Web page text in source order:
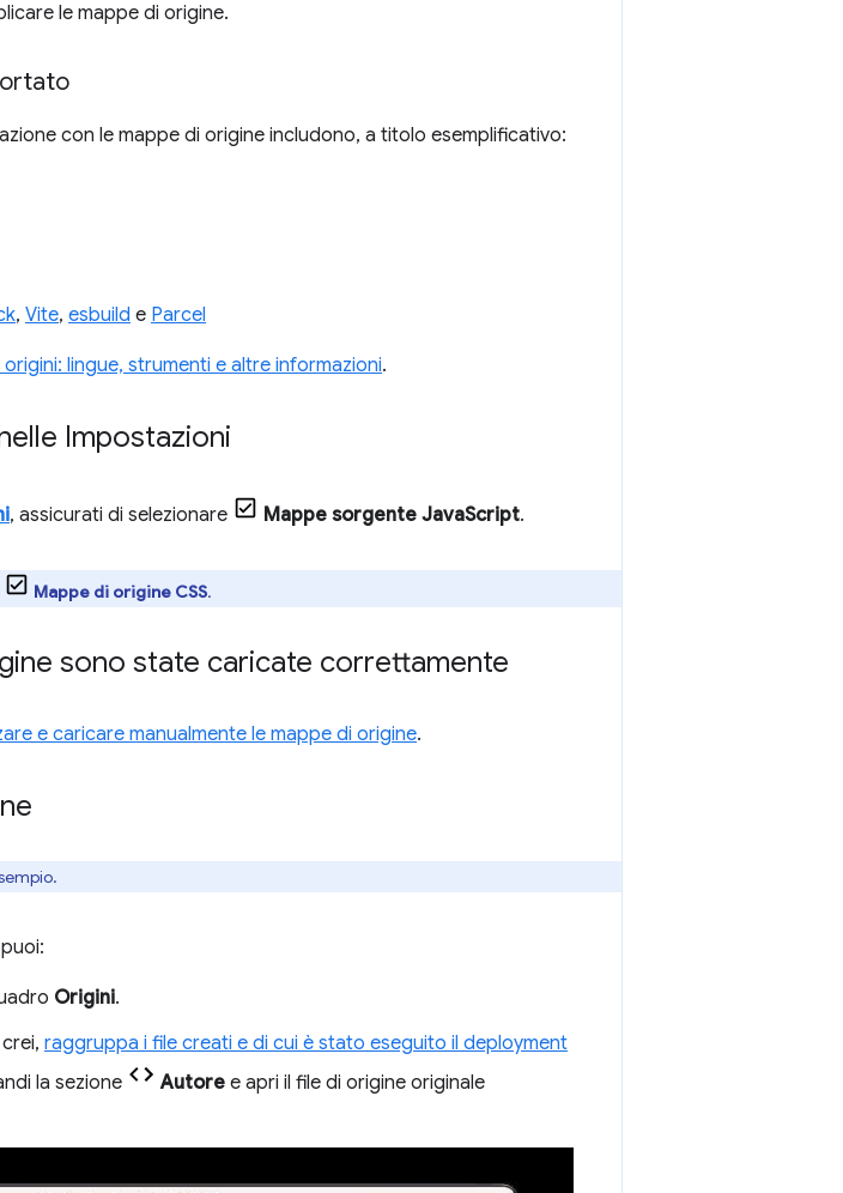
le mappe di origine.
con le mappe di origine includono, a titolo esemplificativo:
, Vite, esbuild e Parcel
lingue, strumenti e altre informazioni.
Impostazioni
, assicurati di selezionare Mappe sorgente JavaScript.
Mappe di origine CSS.
sono state caricate correttamente
e caricare manualmente le mappe di origine.
Origini.
raggruppa i file creati e di cui è stato eseguito il deployment
la sezione Autore e apri il file di origine originale